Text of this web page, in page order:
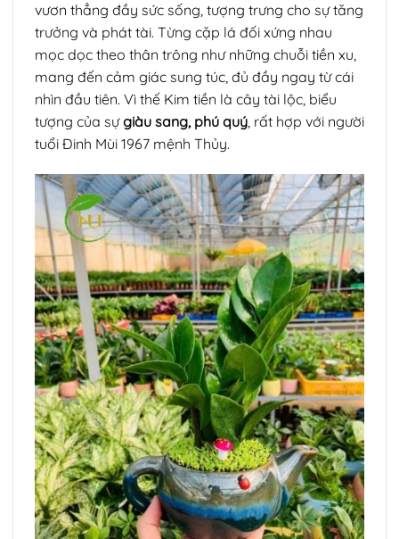
vươn thẳng đầy sức sống, tượng trưng cho sự tăng
trưởng và phát tài. Từng cặp lá đối xứng nhau
mọc dọc theo thân trông như những chuỗi tiền xu,
mang đến cảm giác sung túc, đủ đầy ngay từ cái
nhìn đầu tiên. Vì thế Kim tiền là cây tài lộc, biểu
tượng của sựgiàu sang, phú quý, rất hợp với người
tuổi Đinh Mùi 1967 mệnh Thủy.